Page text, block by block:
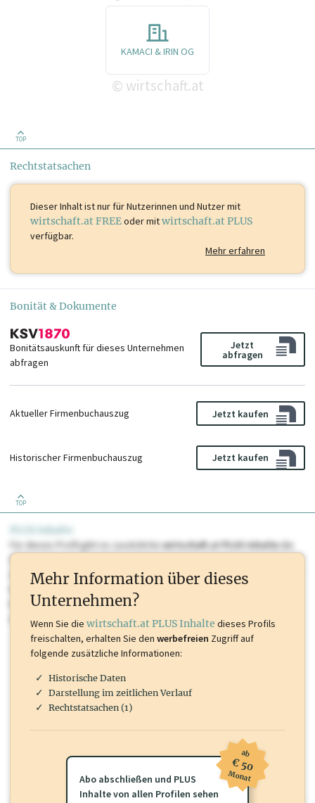
KAMACI & IRIN OG
© wirtschaft.at
TOP
Rechtstatsachen
Dieser Inhalt istnur für Nutzerinnen und Nutzer mit
wirtschaft.at FREEoder mitwirtschaft.at PLUS
verfügbar.
Mehr erfahren
Bonität & Dokumente
Bonitätsauskunft für dieses Unternehmen
abfragen
Jetzt
abfragen
Aktueller Firmenbuchauszug Jetzt kaufen
Historischer Firmenbuchauszug Jetzt kaufen
TOP
PLUS Inhalte
Für dieses Profil gibt es zusätzlichewirtschaft.at PLUS Inhaltedie
Sie momentan nicht einsehen können. Schalten Sie dieses Profil frei
oder loggen Sie sich ein um diese Inhalte zu sehen. wirtschaft.at PLUS
Marken, Patente, Rechtstatsachen, OTS-Aussendungen, und viele
mehr.
Mehr Information über dieses
Unternehmen?
Wenn Sie die wirtschaft.at PLUS Inhalte dieses Profils
freischalten, erhalten Sie den werbefreien Zugriff auf
folgende zusätzliche Informationen:
Historische Daten
Darstellung im zeitlichen Verlauf
Rechtstatsachen (1)
Abo abschließen und PLUS
Inhalte von allen Profilen sehen
ab
€ 50
Monat